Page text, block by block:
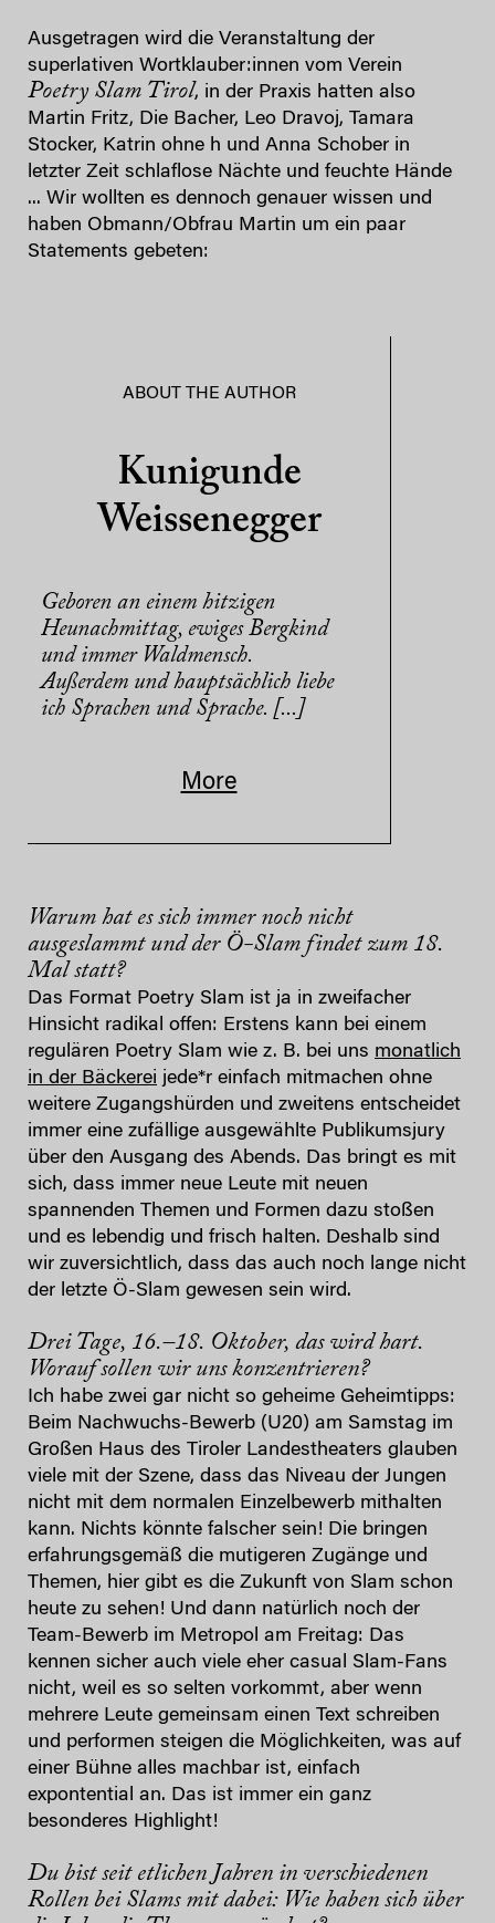
Ausgetragen wird die Veranstaltung der
superlativen Wortklauber:innen vom Verein
Poetry Slam Tirol, in der Praxis hatten also
Martin Fritz, Die Bacher, Leo Dravoj, Tamara
Stocker, Katrin ohne h und Anna Schober in
letzter Zeit schlaflose Nächte und feuchte Hände
... Wir wollten es dennoch genauer wissen und
haben Obmann/Obfrau Martin um ein paar
Statements gebeten:
ABOUT THE AUTHOR
Kunigunde
Weissenegger
Geboren an einem hitzigen
Heunachmittag, ewiges Bergkind
und immer Waldmensch.
Außerdem und hauptsächlich liebe
ich Sprachen und Sprache. [...]
More
Warum hat es sich immer noch nicht
ausgeslammt und der Ö-Slam findet zum 18.
Mal statt?
Das Format Poetry Slam ist ja in zweifacher
Hinsicht radikal offen: Erstens kann bei einem
regulären Poetry Slam wie z. B. bei uns monatlich
in der Bäckerei jede*r einfach mitmachen ohne
weitere Zugangshürden und zweitens entscheidet
immer eine zufällige ausgewählte Publikumsjury
über den Ausgang des Abends. Das bringt es mit
sich, dass immer neue Leute mit neuen
spannenden Themen und Formen dazu stoßen
und es lebendig und frisch halten. Deshalb sind
wir zuversichtlich, dass das auch noch lange nicht
der letzte Ö-Slam gewesen sein wird.
Drei Tage, 16.–18. Oktober, das wird hart.
Worauf sollen wir uns konzentrieren?
Ich habe zwei gar nicht so geheime Geheimtipps:
Beim Nachwuchs-Bewerb (U20) am Samstag im
Großen Haus des Tiroler Landestheaters glauben
viele mit der Szene, dass das Niveau der Jungen
nicht mit dem normalen Einzelbewerb mithalten
kann. Nichts könnte falscher sein! Die bringen
erfahrungsgemäß die mutigeren Zugänge und
Themen, hier gibt es die Zukunft von Slam schon
heute zu sehen! Und dann natürlich noch der
Team-Bewerb im Metropol am Freitag: Das
kennen sicher auch viele eher casual Slam-Fans
nicht, weil es so selten vorkommt, aber wenn
mehrere Leute gemeinsam einen Text schreiben
und performen steigen die Möglichkeiten, was auf
einer Bühne alles machbar ist, einfach
expontential an. Das ist immer ein ganz
besonderes Highlight!
Du bist seit etlichen Jahren in verschiedenen
Rollen bei Slams mit dabei: Wie haben sich über